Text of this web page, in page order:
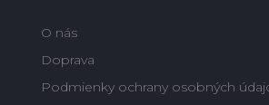
O nás
Doprava
Podmienky ochrany osobných